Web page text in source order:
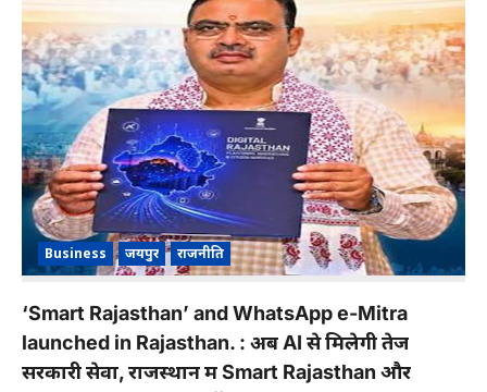
Business जयपुर राजनीति
‘Smart Rajasthan’ and WhatsApp e-Mitra
launched in Rajasthan. : अब AI से मिलेगी तेज
सरकारी सेवा, राजस्थान में Smart Rajasthan और